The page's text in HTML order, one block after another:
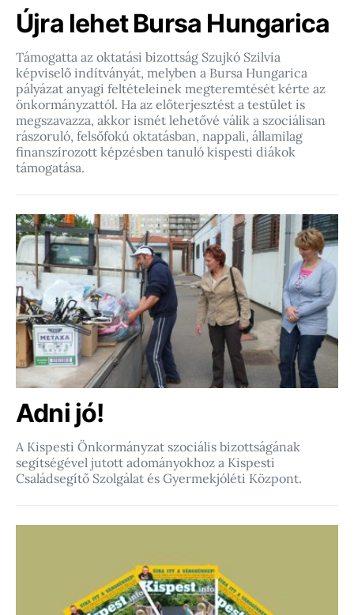
Újra lehet Bursa Hungarica
Támogatta az oktatási bizottság Szujkó Szilvia
képviselő indítványát, melyben a Bursa Hungarica
pályázat anyagi feltételeinek megteremtését kérte az
önkormányzattól. Ha az előterjesztést a testület is
megszavazza, akkor ismét lehetővé válik a szociálisan
rászoruló, felsőfokú oktatásban, nappali, államilag
finanszírozott képzésben tanuló kispesti diákok
támogatása.
Adni jó!
A Kispesti Önkormányzat szociális bizottságának
segítségével jutott adományokhoz a Kispesti
Családsegítő Szolgálat és Gyermekjóléti Központ.